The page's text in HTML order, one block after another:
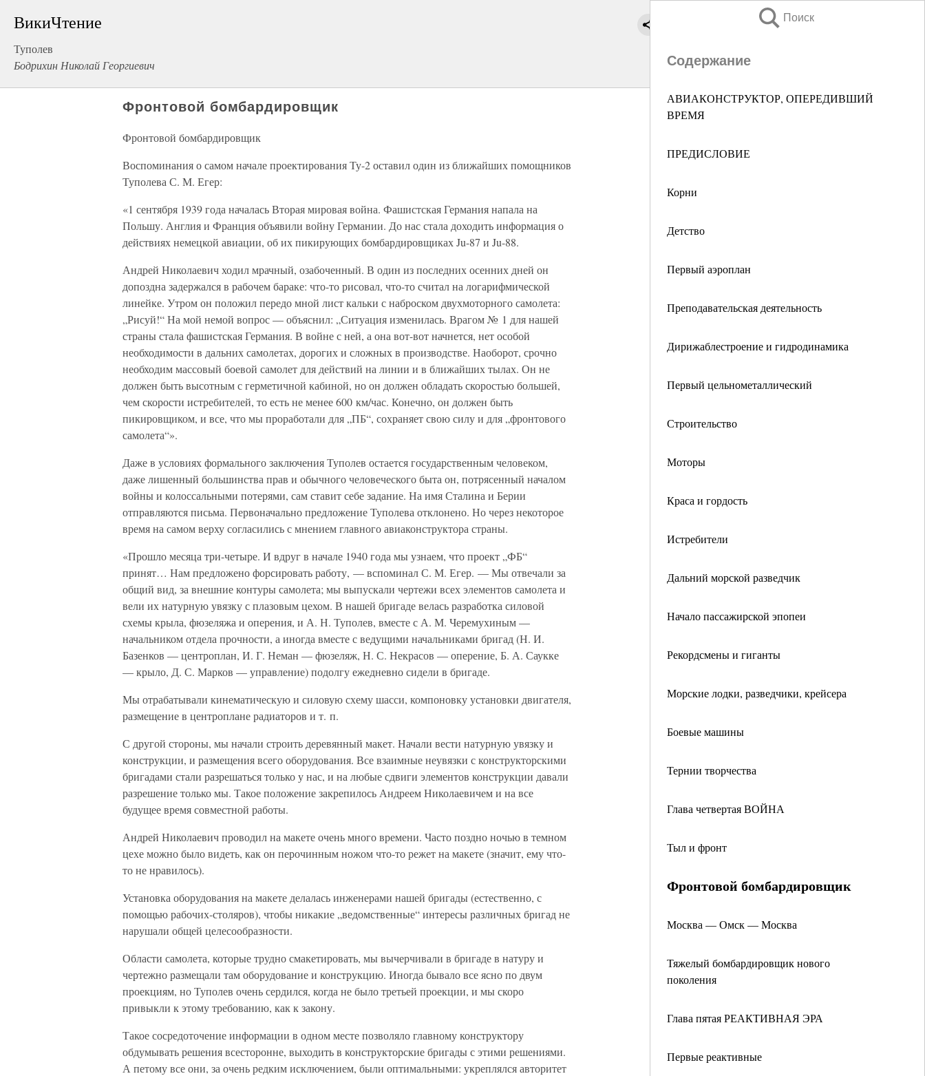
ВикиЧтение
Туполев
Бодрихин Николай Георгиевич
Поиск
Содержание
АВИАКОНСТРУКТОР, ОПЕРЕДИВШИЙ
ВРЕМЯ
ПРЕДИСЛОВИЕ
Корни
Детство
Первый аэроплан
Преподавательская деятельность
Дирижаблестроение и гидродинамика
Первый цельнометаллический
Строительство
Моторы
Краса и гордость
Истребители
Дальний морской разведчик
Начало пассажирской эпопеи
Рекордсмены и гиганты
Морские лодки, разведчики, крейсера
Боевые машины
Тернии творчества
Глава четвертая ВОЙНА
Тыл и фронт
Фронтовой бомбардировщик
Москва — Омск — Москва
Тяжелый бомбардировщик нового
поколения
Глава пятая РЕАКТИВНАЯ ЭРА
Первые реактивные
Фронтовой бомбардировщик
Фронтовой бомбардировщик
Воспоминания о самом начале проектирования Ту-2 оставил один из ближайших помощников
Туполева С. М. Егер:
«1 сентября 1939 года началась Вторая мировая война. Фашистская Германия напала на
Польшу. Англия и Франция объявили войну Германии. До нас стала доходить информация о
действиях немецкой авиации, об их пикирующих бомбардировщиках Ju-87 и Ju-88.
Андрей Николаевич ходил мрачный, озабоченный. В один из последних осенних дней он
допоздна задержался в рабочем бараке: что-то рисовал, что-то считал на логарифмической
линейке. Утром он положил передо мной лист кальки с наброском двухмоторного самолета:
„Рисуй!“ На мой немой вопрос — объяснил: „Ситуация изменилась. Врагом № 1 для нашей
страны стала фашистская Германия. В войне с ней, а она вот-вот начнется, нет особой
необходимости в дальних самолетах, дорогих и сложных в производстве. Наоборот, срочно
необходим массовый боевой самолет для действий на линии и в ближайших тылах. Он не
должен быть высотным с герметичной кабиной, но он должен обладать скоростью большей,
чем скорости истребителей, то есть не менее 600 км/час. Конечно, он должен быть
пикировщиком, и все, что мы проработали для „ПБ“, сохраняет свою силу и для „фронтового
самолета“».
Даже в условиях формального заключения Туполев остается государственным человеком,
даже лишенный большинства прав и обычного человеческого быта он, потрясенный началом
войны и колоссальными потерями, сам ставит себе задание. На имя Сталина и Берии
отправляются письма. Первоначально предложение Туполева отклонено. Но через некоторое
время на самом верху согласились с мнением главного авиаконструктора страны.
«Прошло месяца три-четыре. И вдруг в начале 1940 года мы узнаем, что проект „ФБ“
принят… Нам предложено форсировать работу, — вспоминал С. М. Егер. — Мы отвечали за
общий вид, за внешние контуры самолета; мы выпускали чертежи всех элементов самолета и
вели их натурную увязку с плазовым цехом. В нашей бригаде велась разработка силовой
схемы крыла, фюзеляжа и оперения, и А. Н. Туполев, вместе с А. М. Черемухиным —
начальником отдела прочности, а иногда вместе с ведущими начальниками бригад (Н. И.
Базенков — центроплан, И. Г. Неман — фюзеляж, Н. С. Некрасов — оперение, Б. А. Саукке
— крыло, Д. С. Марков — управление) подолгу ежедневно сидели в бригаде.
Мы отрабатывали кинематическую и силовую схему шасси, компоновку установки двигателя,
размещение в центроплане радиаторов и т. п.
С другой стороны, мы начали строить деревянный макет. Начали вести натурную увязку и
конструкции, и размещения всего оборудования. Все взаимные неувязки с конструкторскими
бригадами стали разрешаться только у нас, и на любые сдвиги элементов конструкции давали
разрешение только мы. Такое положение закрепилось Андреем Николаевичем и на все
будущее время совместной работы.
Андрей Николаевич проводил на макете очень много времени. Часто поздно ночью в темном
цехе можно было видеть, как он перочинным ножом что-то режет на макете (значит, ему что-
то не нравилось).
Установка оборудования на макете делалась инженерами нашей бригады (естественно, с
помощью рабочих-столяров), чтобы никакие „ведомственные“ интересы различных бригад не
нарушали общей целесообразности.
Области самолета, которые трудно смакетировать, мы вычерчивали в бригаде в натуру и
чертежно размещали там оборудование и конструкцию. Иногда бывало все ясно по двум
проекциям, но Туполев очень сердился, когда не было третьей проекции, и мы скоро
привыкли к этому требованию, как к закону.
Такое сосредоточение информации в одном месте позволяло главному конструктору
обдумывать решения всесторонне, выходить в конструкторские бригады с этими решениями.
А петому все они, за очень редким исключением, были оптимальными: укреплялся авторитет